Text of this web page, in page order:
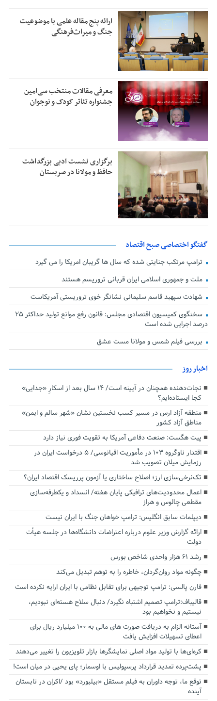
ارائه پنج مقاله علمی با موضوعیت
جنگ و میراث‌فرهنگی
معرفی مقالات منتخب سی‌امین
جشنواره تئاتر کودک و نوجوان
برگزاری نشست ادبی بزرگداشت
حافظ و مولانا در صربستان
گفتگو اختصاصی صبح اقتصاد
ترامپ مرتکب جنایتی شده که سال ها گریبان امریکا را می گیرد
ملت و جمهوری اسلامی ایران قربانی تروریسم هستند
شهادت سپهبد قاسم سلیمانی نشانگر خوی تروریستی آمریکاست
سخنگوی کمیسیون اقتصادی مجلس: قانون رفع موانع تولید حداکثر ۲۵
درصد اجرایی شده است
بررسی فیلم شمس و مولانا مست عشق
اخبار روز
نجات‌دهنده‌ همچنان در آیینه است/ ۱۴ سال بعد از اسکارِ «جدایی»
کجا ایستاده‌ایم؟
منطقه آزاد ارس در مسیر کسب نخستین نشان «شهر سالم و ایمن»
مناطق آزاد کشور
پیت هگست: صنعت دفاعی آمریکا به تقویت فوری نیاز دارد
اقتدار ناوگروه ۱۰۳ در مأموریت‌ اقیانوسی/ ۵ درخواست ایران در
رزمایش میلان تصویب شد
تک‌نرخی‌سازی ارز؛ اصلاح ساختاری یا آزمون پرریسک اقتصاد ایران؟
اعمال محدودیت‌های ترافیکی پایان هفته/ انسداد و یکطرفه‌سازی
مقطعی چالوس و هراز
دیپلمات سابق انگلیس:‌ ترامپ خواهان جنگ با ایران نیست
ارائه گزارش وزیر علوم درباره اعتراضات دانشگاه‌ها در جلسه هیأت
دولت
رشد ۶۱ هزار واحدی شاخص بورس
چگونه مواد روان‌گردان، خاطره را به توهم تبدیل می‌کند
فارن پالسی: ترامپ توجیهی برای تقابل نظامی با ایران ارایه نکرده است
قالیباف:ترامپ تصمیم اشتباه نگیرد/ دنبال سلاح هسته‌ای نبودیم،
نیستیم و نخواهیم بود
آستانه الزام به دریافت صورت های مالی به ۱۰۰ میلیارد ریال برای
اعطای تسهیلات افزایش یافت
کره‌ای‌ها با تولید مواد اصلی نمایشگرها بازار تلویزیون را تغییر می‌دهند
پشت‌پرده تمدید قرارداد پرسپولیس با اوسمار؛ پای یحیی در میان است!
توقع ما، توجه داوران به فیلم مستقل «بیلبورد» بود /اکران در تابستان
آینده